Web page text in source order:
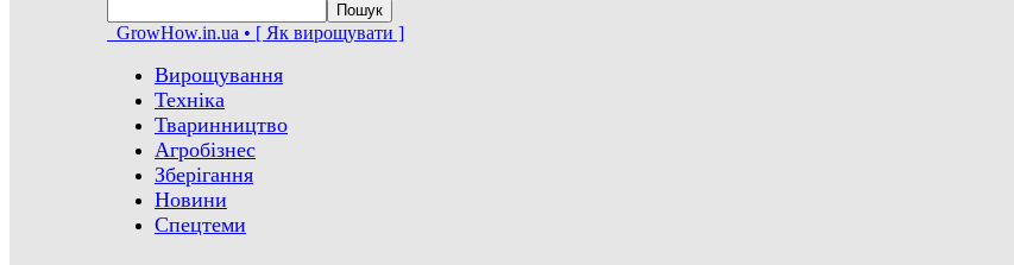
GrowHow.in.ua • [ Як вирощувати ]
Вирощування
Техніка
Тваринництво
Агробізнес
Зберігання
Новини
Спецтеми